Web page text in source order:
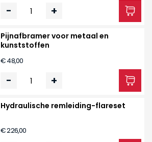
- +
Pijnafbramer voor metaal en
kunststoffen
€ 48,00
- +
Hydraulische remleiding-flareset
€ 226,00